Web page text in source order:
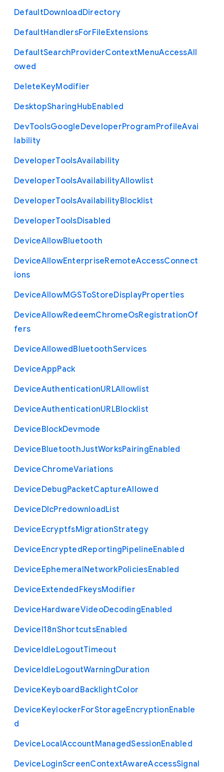
DefaultDownloadDirectory
DefaultHandlersForFileExtensions
DefaultSearchProviderContextMenuAccessAll
owed
DeleteKeyModifier
DesktopSharingHubEnabled
DevToolsGoogleDeveloperProgramProfileAvai
lability
DeveloperToolsAvailability
DeveloperToolsAvailabilityAllowlist
DeveloperToolsAvailabilityBlocklist
DeveloperToolsDisabled
DeviceAllowBluetooth
DeviceAllowEnterpriseRemoteAccessConnect
ions
DeviceAllowMGSToStoreDisplayProperties
DeviceAllowRedeemChromeOsRegistrationOf
fers
DeviceAllowedBluetoothServices
DeviceAppPack
DeviceAuthenticationURLAllowlist
DeviceAuthenticationURLBlocklist
DeviceBlockDevmode
DeviceBluetoothJustWorksPairingEnabled
DeviceChromeVariations
DeviceDebugPacketCaptureAllowed
DeviceDlcPredownloadList
DeviceEcryptfsMigrationStrategy
DeviceEncryptedReportingPipelineEnabled
DeviceEphemeralNetworkPoliciesEnabled
DeviceExtendedFkeysModifier
DeviceHardwareVideoDecodingEnabled
DeviceI18nShortcutsEnabled
DeviceIdleLogoutTimeout
DeviceIdleLogoutWarningDuration
DeviceKeyboardBacklightColor
DeviceKeylockerForStorageEncryptionEnable
d
DeviceLocalAccountManagedSessionEnabled
DeviceLoginScreenContextAwareAccessSignal